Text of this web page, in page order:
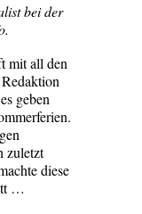
bei der
mit all den
geben
zuletzt
diese
…